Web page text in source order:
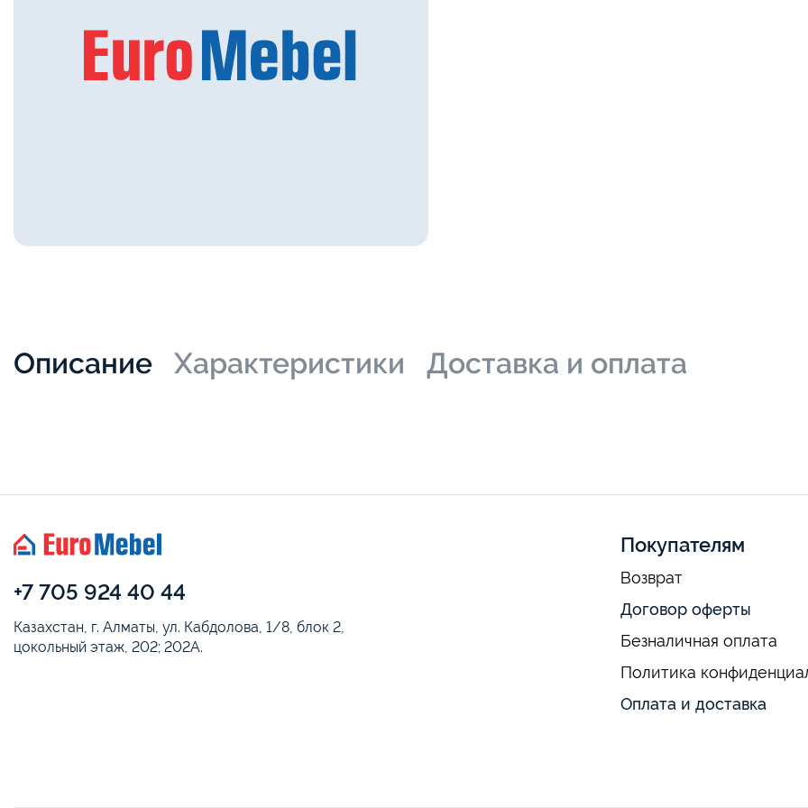
Описание Характеристики Доставка и оплата
+7 705 924 40 44
Казахстан, г. Алматы, ул. Кабдолова, 1/8, блок 2,
цокольный этаж, 202; 202А.
Покупателям
Возврат
Договор оферты
Безналичная оплата
Политика
Оплата и доставка